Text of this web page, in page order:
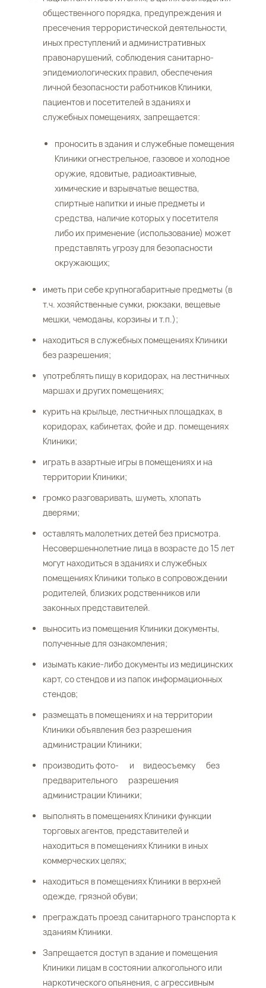
общественного порядка, предупреждения и
пресечения террористической деятельности,
иных преступлений и административных
правонарушений, соблюдения санитарно-
эпидемиологических правил, обеспечения
личной безопасности работников Клиники,
пациентов и посетителей в зданиях и
служебных помещениях, запрещается:
проносить в здания и служебные помещения
Клиники огнестрельное, газовое и холодное
оружие, ядовитые, радиоактивные,
химические и взрывчатые вещества,
спиртные напитки и иные предметы и
средства, наличие которых у посетителя
либо их применение (использование) может
представлять угрозу для безопасности
окружающих;
иметь при себе крупногабаритные предметы (в
т.ч. хозяйственные сумки, рюкзаки, вещевые
мешки, чемоданы, корзины и т.п.);
находиться в служебных помещениях Клиники
без разрешения;
употреблять пищу в коридорах, на лестничных
маршах и других помещениях;
курить на крыльце, лестничных площадках, в
коридорах, кабинетах, фойе и др. помещениях
Клиники;
играть в азартные игры в помещениях и на
территории Клиники;
громко разговаривать, шуметь, хлопать
дверями;
оставлять малолетних детей без присмотра.
Несовершеннолетние лица в возрасте до 15 лет
могут находиться в зданиях и служебных
помещениях Клиники только в сопровождении
родителей, близких родственников или
законных представителей.
выносить из помещения Клиники документы,
полученные для ознакомления;
изымать какие-либо документы из медицинских
карт, со стендов и из папок информационных
стендов;
размещать в помещениях и на территории
Клиники объявления без разрешения
администрации Клиники;
производить фото- и видеосъемку без
предварительного разрешения
администрации Клиники;
выполнять в помещениях Клиники функции
торговых агентов, представителей и
находиться в помещениях Клиники в иных
коммерческих целях;
находиться в помещениях Клиники в верхней
одежде, грязной обуви;
преграждать проезд санитарного транспорта к
зданиям Клиники.
Запрещается доступ в здание и помещения
Клиники лицам в состоянии алкогольного или
наркотического опьянения, с агрессивным